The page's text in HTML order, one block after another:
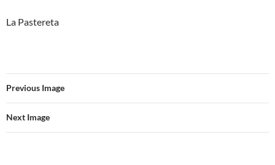
La Pastereta
Previous Image
Next Image